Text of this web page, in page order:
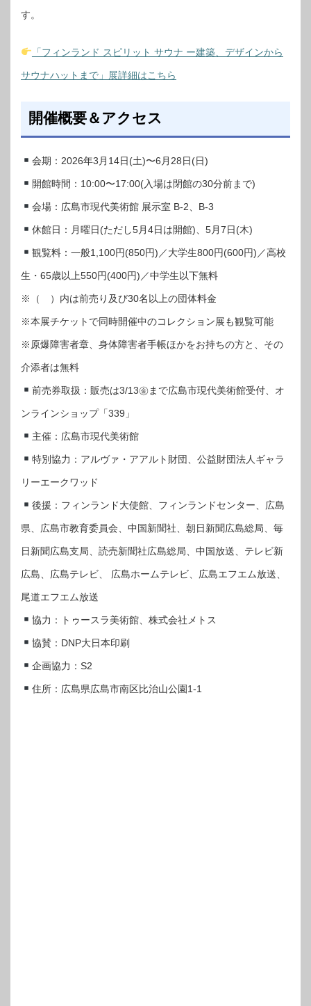
す。
「フィンランド スピリット サウナ ー建築、デザインから
サウナハットまで」展詳細はこちら
開催概要＆アクセス
会期：2026年3月14日(土)〜6月28日(日)
開館時間：10:00〜17:00(入場は閉館の30分前まで)
会場：広島市現代美術館 展示室 B-2、B-3
休館日：月曜日(ただし5月4日は開館)、5月7日(木)
観覧料：一般1,100円(850円)／大学生800円(600円)／高校
生・65歳以上550円(400円)／中学生以下無料
※（ ）内は前売り及び30名以上の団体料金
※本展チケットで同時開催中のコレクション展も観覧可能
※原爆障害者章、身体障害者手帳ほかをお持ちの方と、その
介添者は無料
前売券取扱：販売は3/13㊎まで広島市現代美術館受付、オ
ンラインショップ「339」
主催：広島市現代美術館
特別協力：アルヴァ・アアルト財団、公益財団法人ギャラ
リーエークワッド
後援：フィンランド大使館、フィンランドセンター、広島
県、広島市教育委員会、中国新聞社、朝日新聞広島総局、毎
日新聞広島支局、読売新聞社広島総局、中国放送、テレビ新
広島、広島テレビ、 広島ホームテレビ、広島エフエム放送、
尾道エフエム放送
協力：トゥースラ美術館、株式会社メトス
協賛：DNP大日本印刷
企画協力：S2
住所：広島県広島市南区比治山公園1-1